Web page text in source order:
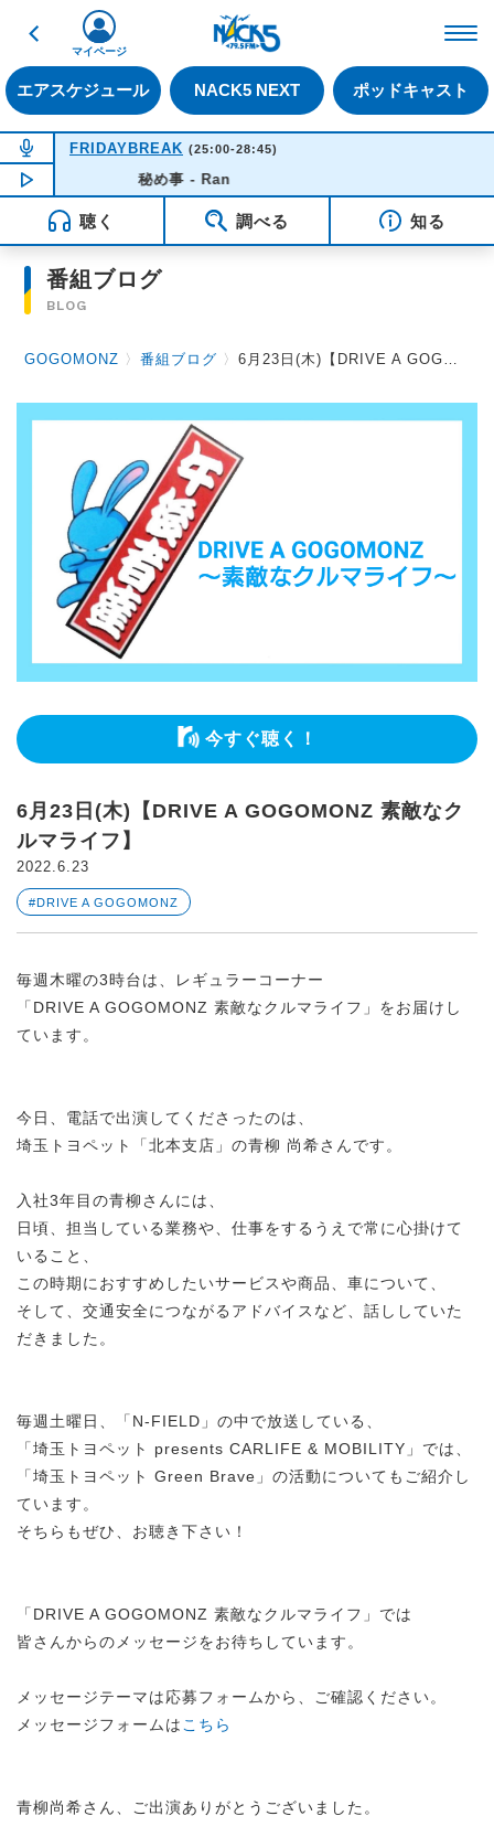
戻る
エアスケジュール NACK5 NEXT ポッドキャスト
マイページ
NOW ON AIR
FRIDAYBREAK (25:00-28:45)
NOW PLAYING03:33
秘め事 - Ran
聴く 調べる 知る
番組ブログ
BLOG
GOGOMONZ 〉番組ブログ 〉6月23日(木)【DRIVE A GOGOMONZ 素敵なクルマライフ】
今すぐ聴く！
6月23日(木)【DRIVE A GOGOMONZ 素敵なク
ルマライフ】
2022.6.23
#DRIVE A GOGOMONZ
毎週木曜の3時台は、レギュラーコーナー
「DRIVE A GOGOMONZ 素敵なクルマライフ」をお届けし
ています。
今日、電話で出演してくださったのは、
埼玉トヨペット「北本支店」の青柳 尚希さんです。
入社3年目の青柳さんには、
日頃、担当している業務や、仕事をするうえで常に心掛けて
いること、
この時期におすすめしたいサービスや商品、車について、
そして、交通安全につながるアドバイスなど、話ししていた
だきました。
毎週土曜日、「N-FIELD」の中で放送している、
「埼玉トヨペット presents CARLIFE & MOBILITY」では、
「埼玉トヨペット Green Brave」の活動についてもご紹介し
ています。
そちらもぜひ、お聴き下さい！
「DRIVE A GOGOMONZ 素敵なクルマライフ」では
皆さんからのメッセージをお待ちしています。
メッセージテーマは応募フォームから、ご確認ください。
メッセージフォームはこちら
青柳尚希さん、ご出演ありがとうございました。